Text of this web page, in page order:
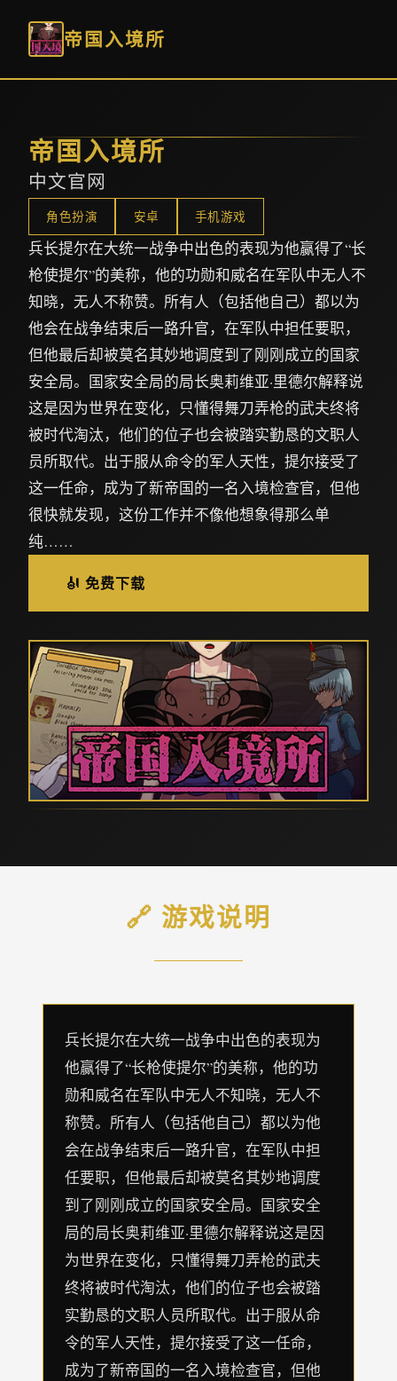
帝国入境所
帝国入境所
中文官网
角色扮演 安卓 手机游戏
兵长提尔在大统一战争中出色的表现为他赢得了“长
枪使提尔”的美称，他的功勋和威名在军队中无人不
知晓，无人不称赞。所有人（包括他自己）都以为
他会在战争结束后一路升官，在军队中担任要职，
但他最后却被莫名其妙地调度到了刚刚成立的国家
安全局。国家安全局的局长奥莉维亚·里德尔解释说
这是因为世界在变化，只懂得舞刀弄枪的武夫终将
被时代淘汰，他们的位子也会被踏实勤恳的文职人
员所取代。出于服从命令的军人天性，提尔接受了
这一任命，成为了新帝国的一名入境检查官，但他
很快就发现，这份工作并不像他想象得那么单
纯……
🎻 免费下载
🔗 游戏说明
兵长提尔在大统一战争中出色的表现为
他赢得了“长枪使提尔”的美称，他的功
勋和威名在军队中无人不知晓，无人不
称赞。所有人（包括他自己）都以为他
会在战争结束后一路升官，在军队中担
任要职，但他最后却被莫名其妙地调度
到了刚刚成立的国家安全局。国家安全
局的局长奥莉维亚·里德尔解释说这是因
为世界在变化，只懂得舞刀弄枪的武夫
终将被时代淘汰，他们的位子也会被踏
实勤恳的文职人员所取代。出于服从命
令的军人天性，提尔接受了这一任命，
成为了新帝国的一名入境检查官，但他